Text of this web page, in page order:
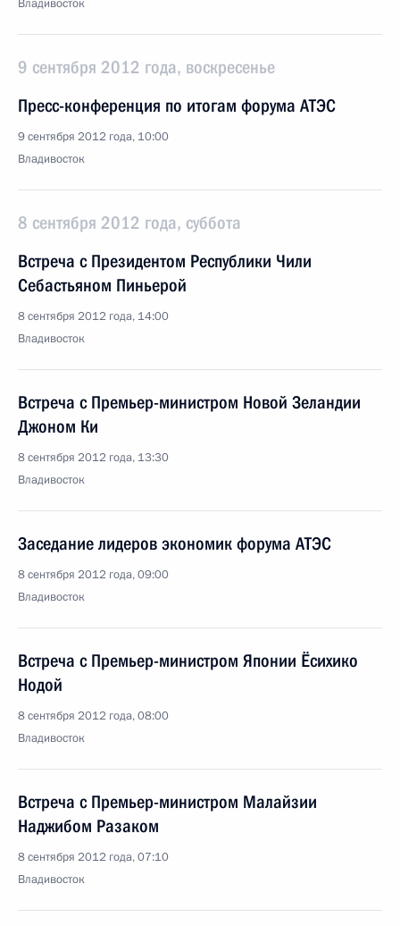
Владивосток
9 сентября 2012 года, воскресенье
Пресс-конференция по итогам форума АТЭС
9 сентября 2012 года, 10:00
Владивосток
8 сентября 2012 года, суббота
Встреча с Президентом Республики Чили
Себастьяном Пиньерой
8 сентября 2012 года, 14:00
Владивосток
Встреча с Премьер-министром Новой Зеландии
Джоном Ки
8 сентября 2012 года, 13:30
Владивосток
Заседание лидеров экономик форума АТЭС
8 сентября 2012 года, 09:00
Владивосток
Встреча с Премьер-министром Японии Ёсихико
Нодой
8 сентября 2012 года, 08:00
Владивосток
Встреча с Премьер-министром Малайзии
Наджибом Разаком
8 сентября 2012 года, 07:10
Владивосток